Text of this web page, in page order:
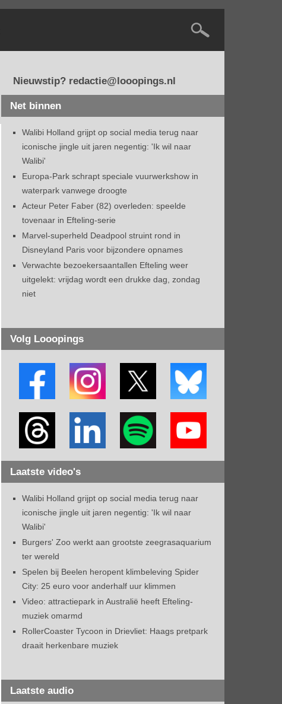
Nieuwstip? redactie@looopings.nl
Net binnen
Walibi Holland grijpt op social media terug naar
iconische jingle uit jaren negentig: 'Ik wil naar
Walibi'
Europa-Park schrapt speciale vuurwerkshow in
waterpark vanwege droogte
Acteur Peter Faber (82) overleden: speelde
tovenaar in Efteling-serie
Marvel-superheld Deadpool struint rond in
Disneyland Paris voor bijzondere opnames
Verwachte bezoekersaantallen Efteling weer
uitgelekt: vrijdag wordt een drukke dag, zondag
niet
Volg Looopings
Laatste video's
Walibi Holland grijpt op social media terug naar
iconische jingle uit jaren negentig: 'Ik wil naar
Walibi'
Burgers' Zoo werkt aan grootste zeegrasaquarium
ter wereld
Spelen bij Beelen heropent klimbeleving Spider
City: 25 euro voor anderhalf uur klimmen
Video: attractiepark in Australië heeft Efteling-
muziek omarmd
RollerCoaster Tycoon in Drievliet: Haags pretpark
draait herkenbare muziek
Laatste audio